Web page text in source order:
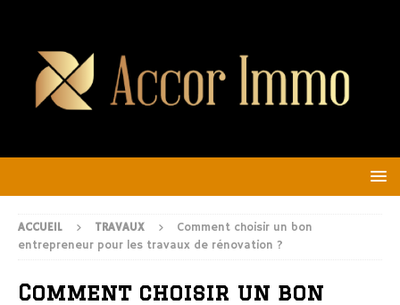
ACCUEIL TRAVAUX
Comment choisir un bon
entrepreneur pour les travaux de rénovation ?
Comment choisir un bon